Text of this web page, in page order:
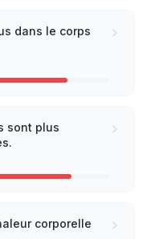
dans le corps
sont plus
corporelle